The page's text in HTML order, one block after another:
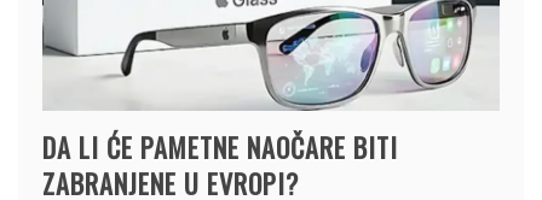
DA LI ĆE PAMETNE NAOČARE BITI
ZABRANJENE U EVROPI?